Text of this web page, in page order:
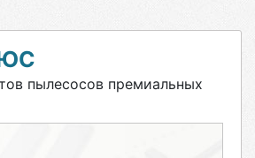
пылесосов премиальных